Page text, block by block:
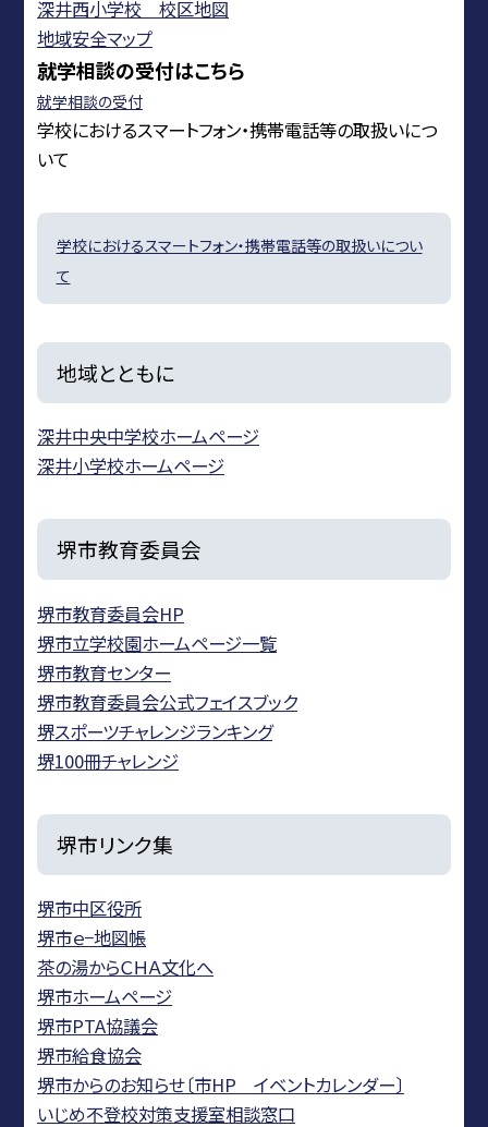
深井西小学校 校区地図
地域安全マップ
就学相談の受付はこちら
就学相談の受付
学校におけるスマートフォン・携帯電話等の取扱いにつ
いて
学校におけるスマートフォン・携帯電話等の取扱いについ
て
地域とともに
深井中央中学校ホームページ
深井小学校ホームページ
堺市教育委員会
堺市教育委員会HP
堺市立学校園ホームページ一覧
堺市教育センター
堺市教育委員会公式フェイスブック
堺スポーツチャレンジランキング
堺100冊チャレンジ
堺市リンク集
堺市中区役所
堺市ｅ−地図帳
茶の湯からＣＨＡ文化へ
堺市ホームページ
堺市PTA協議会
堺市給食協会
堺市からのお知らせ〔市HP イベントカレンダー〕
いじめ不登校対策支援室相談窓口